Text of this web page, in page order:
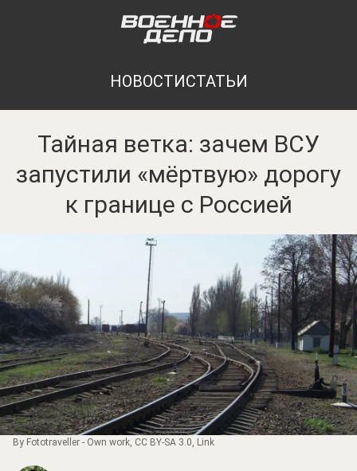
НОВОСТИСТАТЬИ
Тайная ветка: зачем ВСУ
запустили «мёртвую» дорогу
к границе с Россией
By Fototraveller - Own work, CC BY-SA 3.0, Link